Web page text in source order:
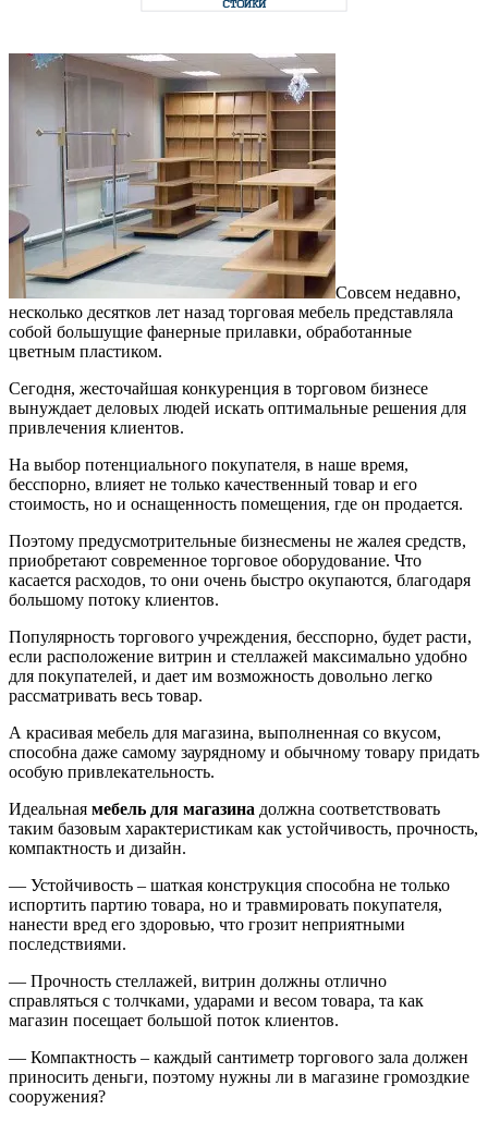
Совсем недавно,
несколько десятков лет назад торговая мебель представляла
собой большущие фанерные прилавки, обработанные
цветным пластиком.
Сегодня, жесточайшая конкуренция в торговом бизнесе
вынуждает деловых людей искать оптимальные решения для
привлечения клиентов.
На выбор потенциального покупателя, в наше время,
бесспорно, влияет не только качественный товар и его
стоимость, но и оснащенность помещения, где он продается.
Поэтому предусмотрительные бизнесмены не жалея средств,
приобретают современное торговое оборудование. Что
касается расходов, то они очень быстро окупаются, благодаря
большому потоку клиентов.
Популярность торгового учреждения, бесспорно, будет расти,
если расположение витрин и стеллажей максимально удобно
для покупателей, и дает им возможность довольно легко
рассматривать весь товар.
А красивая мебель для магазина, выполненная со вкусом,
способна даже самому заурядному и обычному товару придать
особую привлекательность.
Идеальная мебель для магазина должна соответствовать
таким базовым характеристикам как устойчивость, прочность,
компактность и дизайн.
— Устойчивость – шаткая конструкция способна не только
испортить партию товара, но и травмировать покупателя,
нанести вред его здоровью, что грозит неприятными
последствиями.
— Прочность стеллажей, витрин должны отлично
справляться с толчками, ударами и весом товара, та как
магазин посещает большой поток клиентов.
— Компактность – каждый сантиметр торгового зала должен
приносить деньги, поэтому нужны ли в магазине громоздкие
сооружения?